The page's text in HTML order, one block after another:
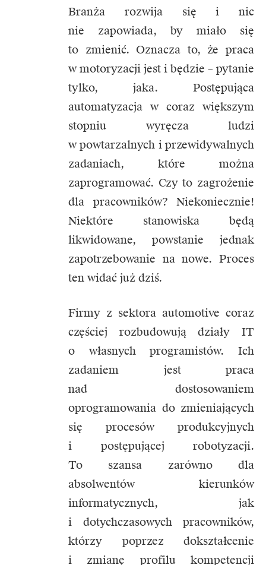
Branża rozwija się i nic
nie zapowiada, by miało się
to zmienić. Oznacza to, że praca
w motoryzacji jest i będzie – pytanie
tylko, jaka. Postępująca
automatyzacja w coraz większym
stopniu wyręcza ludzi
w powtarzalnych i przewidywalnych
zadaniach, które można
zaprogramować. Czy to zagrożenie
dla pracowników? Niekoniecznie!
Niektóre stanowiska będą
likwidowane, powstanie jednak
zapotrzebowanie na nowe. Proces
ten widać już dziś.
Firmy z sektora automotive coraz
częściej rozbudowują działy IT
o własnych programistów. Ich
zadaniem jest praca
nad dostosowaniem
oprogramowania do zmieniających
się procesów produkcyjnych
i postępującej robotyzacji.
To szansa zarówno dla
absolwentów kierunków
informatycznych, jak
i dotychczasowych pracowników,
którzy poprzez dokształcenie
i zmianę profilu kompetencji